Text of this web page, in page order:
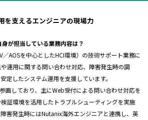
を支えるエンジニアの現場力
が担当している業務内容は？
／AOSを中心としたHCI環境）の技術サポート業務に
運用に関する問い合わせ対応、障害発生時の調
定したシステム運用を支援しています。
画しており、主にWeb受付による問い合わせ対応を
証環境を活用したトラブルシューティングを実施
害発生時にはNutanix海外エンジニアと連携し、英